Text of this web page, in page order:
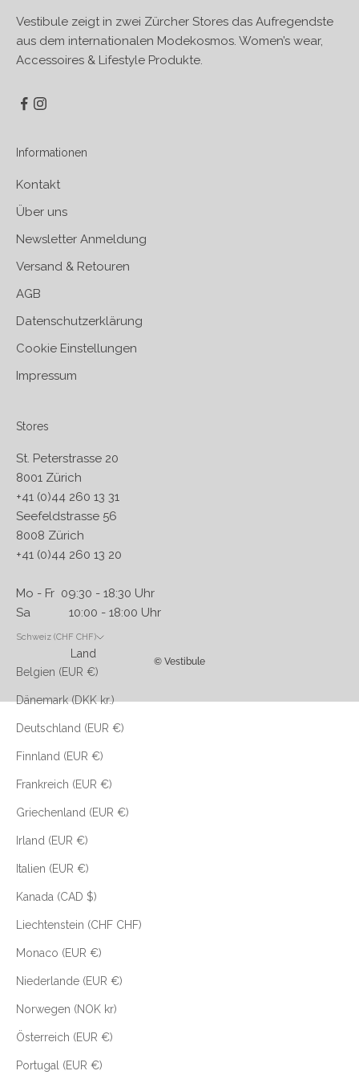
Vestibule zeigt in zwei Zürcher Stores das Aufregendste
aus dem internationalen Modekosmos. Women’s wear,
Accessoires & Lifestyle Produkte.
Informationen
Kontakt
Über uns
Newsletter Anmeldung
Versand & Retouren
AGB
Datenschutzerklärung
Cookie Einstellungen
Impressum
Stores
St. Peterstrasse 20
8001 Zürich
+41 (0)44 260 13 31
Seefeldstrasse 56
8008 Zürich
+41 (0)44 260 13 20
Mo - Fr 09:30 - 18:30 Uhr
Sa 10:00 - 18:00 Uhr
Schweiz (CHF CHF)
Land
Belgien (EUR €)
Dänemark (DKK kr.)
Deutschland (EUR €)
Finnland (EUR €)
Frankreich (EUR €)
Griechenland (EUR €)
Irland (EUR €)
Italien (EUR €)
Kanada (CAD $)
Liechtenstein (CHF CHF)
Monaco (EUR €)
Niederlande (EUR €)
Norwegen (NOK kr)
Österreich (EUR €)
Portugal (EUR €)
© Vestibule